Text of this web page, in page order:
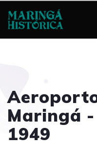
Maringá
1949